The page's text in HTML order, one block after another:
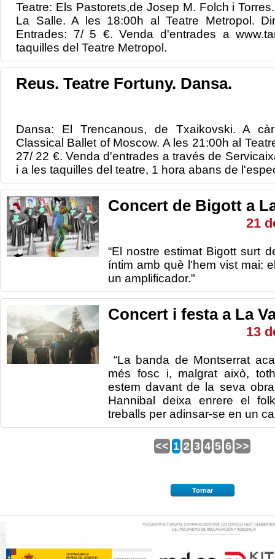
Teatre: Els Pastorets,de Josep M. Folch i
La Salle. A les 18:00h al Teatre Metropol.
Entrades: 7/ 5 €. Venda d'entrades a
taquilles del Teatre Metropol.
Reus. Teatre Fortuny. Dansa.
Dansa: El Trencanous, de Txaikovski. A
Classical Ballet of Moscow. A les 21:00h al
27/ 22 €. Venda d'entrades a través de
i a les taquilles del teatre, 1 hora abans de
Concert de Bigott a
21
“El nostre estimat Bigott surt
íntim amb què l'hem vist mai:
un amplificador."
Concert i festa a La
13
“La banda de Montserrat
més fosc i, malgrat això,
estem davant de la seva
Hannibal deixa enrere el
treballs per adinsar-se en un
<< 1 2 3 4 5 6 >>
Tornar